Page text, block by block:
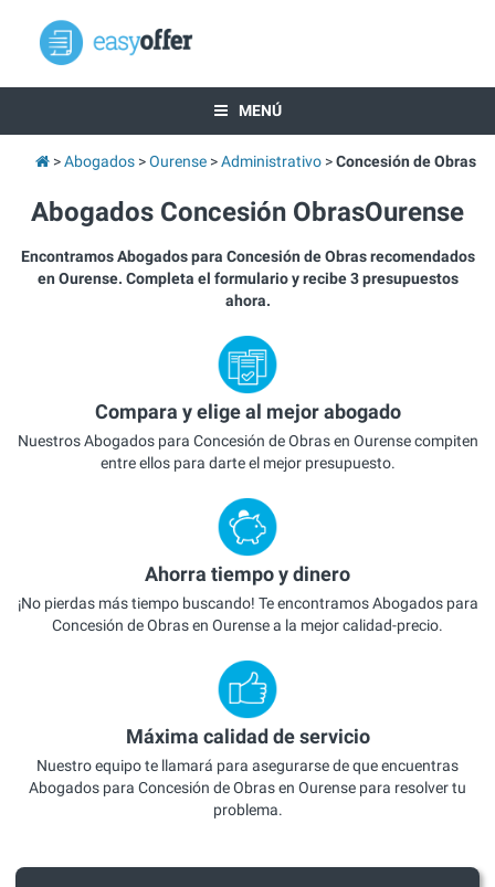
MENÚ
Abogados Ourense Administrativo Concesión de Obras
Abogados Concesión ObrasOurense
Encontramos Abogados para Concesión de Obras recomendados
en Ourense. Completa el formulario y recibe 3 presupuestos
ahora.
Compara y elige al mejor abogado
Nuestros Abogados para Concesión de Obras en Ourense compiten
entre ellos para darte el mejor presupuesto.
Ahorra tiempo y dinero
¡No pierdas más tiempo buscando! Te encontramos Abogados para
Concesión de Obras en Ourense a la mejor calidad-precio.
Máxima calidad de servicio
Nuestro equipo te llamará para asegurarse de que encuentras
Abogados para Concesión de Obras en Ourense para resolver tu
problema.